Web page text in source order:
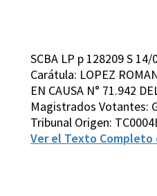
SCBA LP p 128209 S
Carátula: LOPEZ
EN CAUSA N° 71.942
Magistrados Votantes:
Tribunal Origen:
Ver el Texto Completo